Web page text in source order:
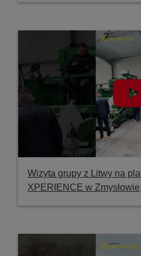
Wizyta grupy z Litwy na
XPERIENCE w